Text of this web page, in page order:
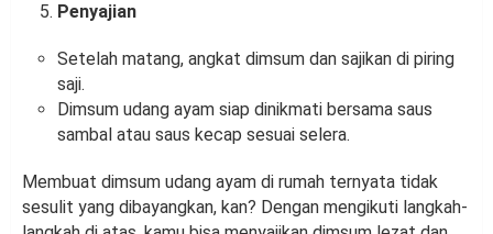
Penyajian
Setelah matang, angkat dimsum dan sajikan di piring
saji.
Dimsum udang ayam siap dinikmati bersama saus
sambal atau saus kecap sesuai selera.
Membuat dimsum udang ayam di rumah ternyata tidak
sesulit yang dibayangkan, kan? Dengan mengikuti langkah-